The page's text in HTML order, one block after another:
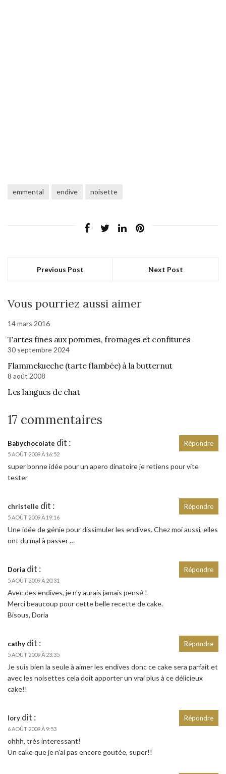
emmental endive noisette
Previous Post Next Post
Vous pourriez aussi aimer
14 mars 2016
Tartes fines aux pommes, fromages et confitures
30 septembre 2024
Flammekueche (tarte flambée) à la butternut
8 août 2008
Les langues de chat
17 commentaires
Babychocolate dit :
5 AOÛT 2009 À 16:52
super bonne idée pour un apero dinatoire je retiens pour vite
tester
Répondre
christelle dit :
5 AOÛT 2009 À 19:16
Une idée de génie pour dissimuler les endives. Chez moi aussi, elles
ont du mal à passer …
Répondre
Doria dit :
5 AOÛT 2009 À 20:31
Avec des endives, je n’y aurais jamais pensé !
Merci beaucoup pour cette belle recette de cake.
Bisous, Doria
Répondre
cathy dit :
5 AOÛT 2009 À 23:35
Je suis bien la seule à aimer les endives donc ce cake sera parfait et
avec les noisettes cela doit apporter un vrai plus à ce délicieux
cake!!
Répondre
lory dit :
6 AOÛT 2009 À 9:53
ohhh, très interessant!
Un cake que je n’ai pas encore goutée, super!!
Répondre